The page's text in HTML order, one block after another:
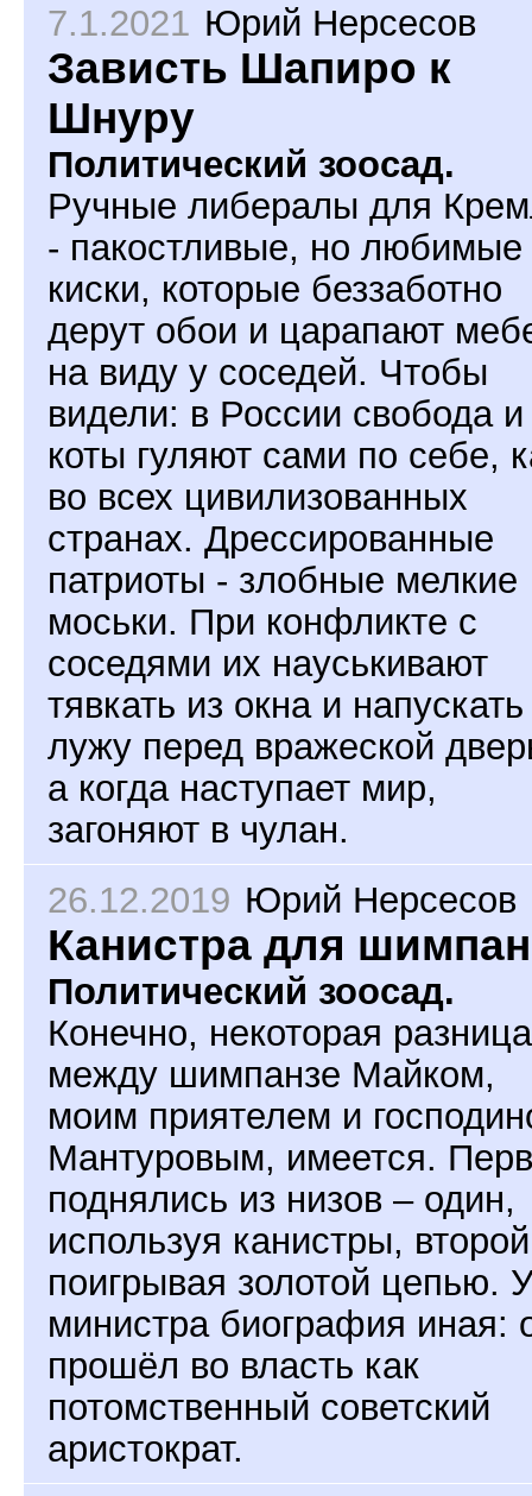
7.1.2021 Юрий Нерсесов
Зависть Шапиро к
Шнуру
Политический зоосад.
Ручные либералы для
- пакостливые, но любимые
киски, которые беззаботно
дерут обои и царапают
на виду у соседей. Чтобы
видели: в России свобода и
коты гуляют сами по себе,
во всех цивилизованных
странах. Дрессированные
патриоты - злобные мелкие
моськи. При конфликте с
соседями их науськивают
тявкать из окна и напускать
лужу перед вражеской
а когда наступает мир,
загоняют в чулан.
26.12.2019 Юрий Нерсесов
Канистра для
Политический зоосад.
Конечно, некоторая разница
между шимпанзе Майком,
моим приятелем и
Мантуровым, имеется.
поднялись из низов – один,
используя канистры,
поигрывая золотой цепью.
министра биография иная:
прошёл во власть как
потомственный советский
аристократ.